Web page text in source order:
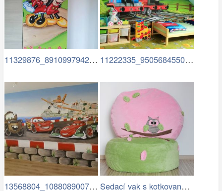
11329876_891099794286456… 11222335_950568455006256…
13568804_1088089007920866… Sedací vak s kotkovanou sovičkou.jpg